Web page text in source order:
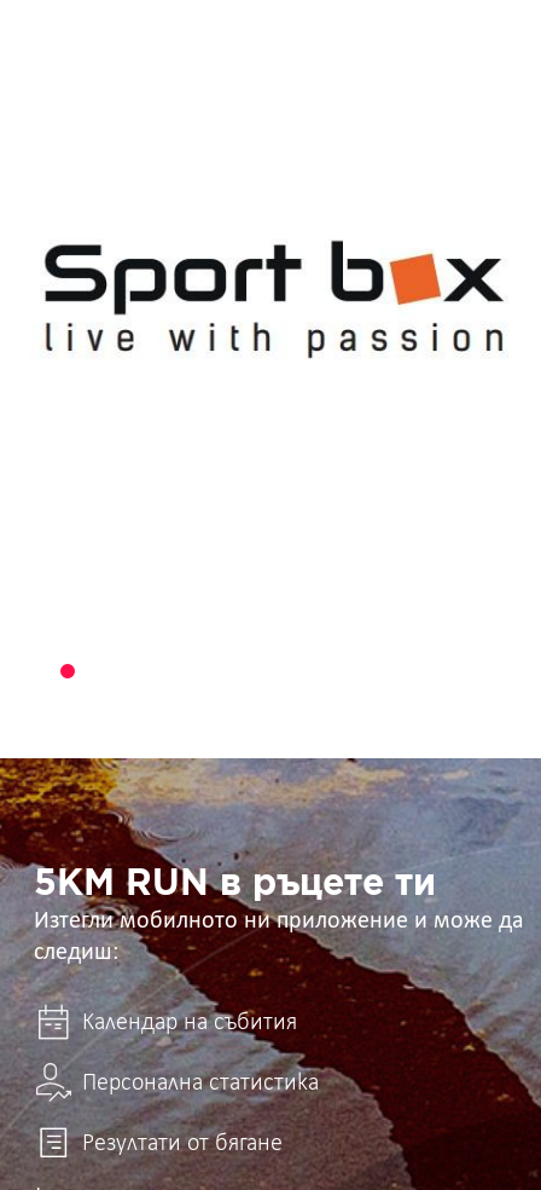
5KM
RUN
в
ръцете
ти 5KM RUN в ръцете ти
Изтегли мобилното ни приложение и може да
следиш:
Календар на събития
Персонална статистика
Резултати от бягане